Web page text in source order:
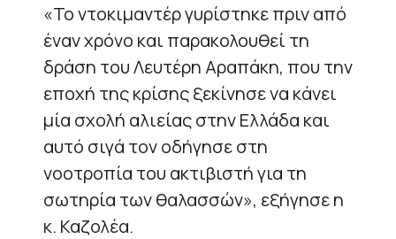
«Το ντοκιμαντέρ γυρίστηκε πριν από
έναν χρόνο και παρακολουθεί τη
δράση του Λευτέρη Αραπάκη, που την
εποχή της κρίσης ξεκίνησε να κάνει
μία σχολή αλιείας στην Ελλάδα και
αυτό σιγά τον οδήγησε στη
νοοτροπία του ακτιβιστή για τη
σωτηρία των θαλασσών», εξήγησε η
κ. Καζολέα.